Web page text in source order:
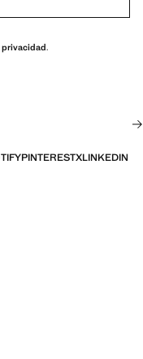
privacidad.
PINTERESTXLINKEDIN